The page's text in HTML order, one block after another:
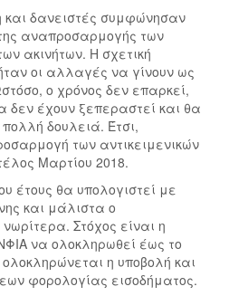
δανειστές συμφώνησαν
αναπροσαρμογής των
ακινήτων. Η σχετική
οι αλλαγές να γίνουν ως
ο χρόνος δεν επαρκεί,
δεν έχουν ξεπεραστεί και θα
δουλειά. Έτσι,
των αντικειμενικών
Μαρτίου 2018.
έτους θα υπολογιστεί με
και μάλιστα ο
Στόχος είναι η
να ολοκληρωθεί έως το
ολοκληρώνεται η υποβολή και
φορολογίας εισοδήματος.